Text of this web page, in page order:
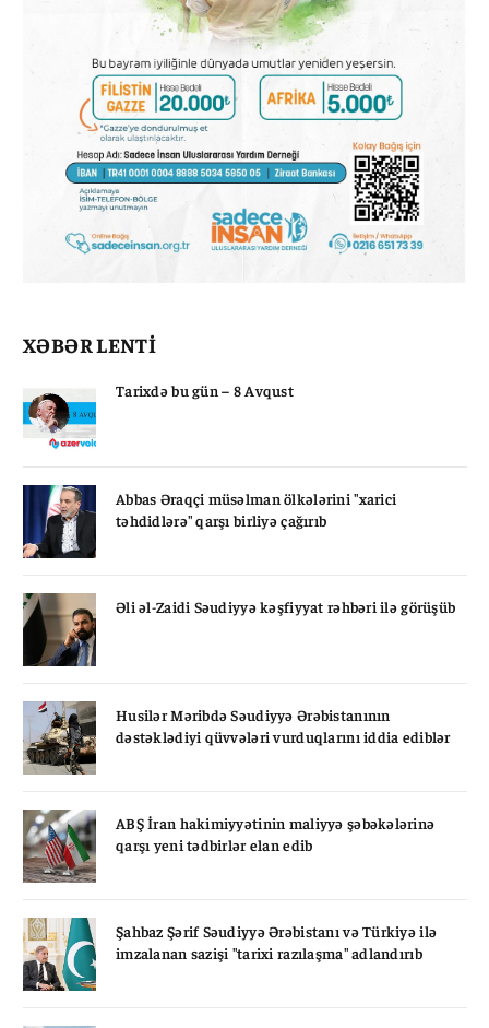
XƏBƏR LENTİ
Tarixdə bu gün – 8 Avqust
Abbas Əraqçi müsəlman ölkələrini "xarici
təhdidlərə" qarşı birliyə çağırıb
Əli əl-Zaidi Səudiyyə kəşfiyyat rəhbəri ilə görüşüb
Husilər Məribdə Səudiyyə Ərəbistanının
dəstəklədiyi qüvvələri vurduqlarını iddia ediblər
ABŞ İran hakimiyyətinin maliyyə şəbəkələrinə
qarşı yeni tədbirlər elan edib
Şahbaz Şərif Səudiyyə Ərəbistanı və Türkiyə ilə
imzalanan sazişi "tarixi razılaşma" adlandırıb